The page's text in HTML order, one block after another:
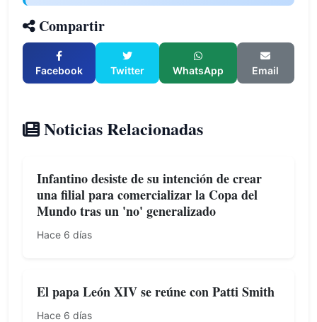
Compartir
Facebook Twitter WhatsApp Email
Noticias Relacionadas
Infantino desiste de su intención de crear
una filial para comercializar la Copa del
Mundo tras un 'no' generalizado
Hace 6 días
El papa León XIV se reúne con Patti Smith
Hace 6 días